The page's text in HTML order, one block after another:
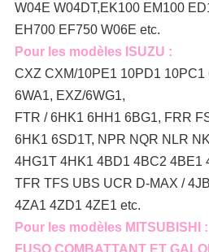
W04E W04DT,EK100 EM100
EH700 EF750 W06E etc.
Pour les modèles ISUZU :
CXZ CXM/10PE1 10PD1
6WA1, EXZ/6WG1,
FTR / 6HK1 6HH1 6BG1, FRR
6HK1 6SD1T, NPR NQR NLR
4HG1T 4HK1 4BD1 4BC2 4BE1
TFR TFS UBS UCR D-MAX /
4ZA1 4ZD1 4ZE1 etc.
Pour les modèles MITSUBISHI :